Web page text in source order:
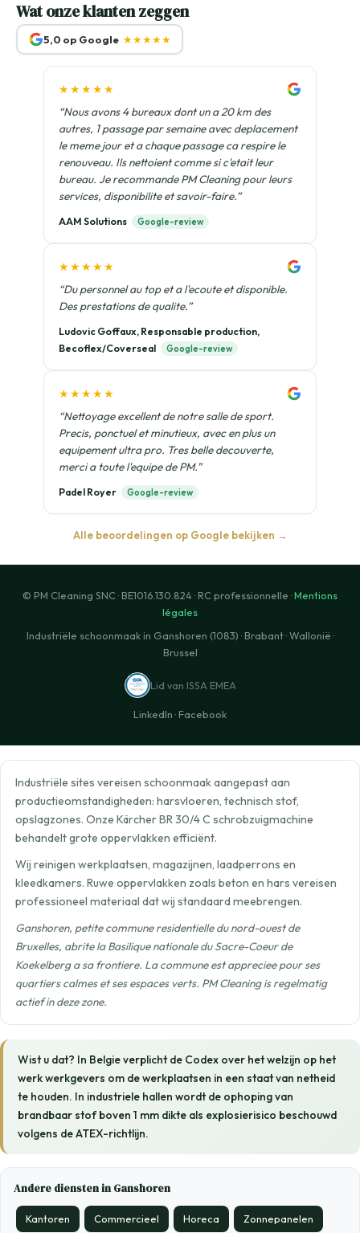
Wat onze klanten zeggen
5,0 op Google ★★★★★
★★★★★
“Nous avons 4 bureaux dont un a 20 km des
autres, 1 passage par semaine avec deplacement
le meme jour et a chaque passage ca respire le
renouveau. Ils nettoient comme si c'etait leur
bureau. Je recommande PM Cleaning pour leurs
services, disponibilite et savoir-faire.”
AAM Solutions Google-review
★★★★★
“Du personnel au top et a l'ecoute et disponible.
Des prestations de qualite.”
Ludovic Goffaux, Responsable production,
Becoflex/Coverseal
Google-review
★★★★★
“Nettoyage excellent de notre salle de sport.
Precis, ponctuel et minutieux, avec en plus un
equipement ultra pro. Tres belle decouverte,
merci a toute l'equipe de PM.”
Padel Royer Google-review
Alle beoordelingen op Google bekijken →
© PM Cleaning SNC · BE1016.130.824 · RC professionnelle ·Mentions
légales
Industriële schoonmaak in Ganshoren (1083) · Brabant · Wallonië ·
Brussel
Lid van ISSA EMEA
LinkedIn · Facebook
Industriële sites vereisen schoonmaak aangepast aan
productieomstandigheden: harsvloeren, technisch stof,
opslagzones. Onze Kärcher BR 30/4 C schrobzuigmachine
behandelt grote oppervlakken efficiënt.
Wij reinigen werkplaatsen, magazijnen, laadperrons en
kleedkamers. Ruwe oppervlakken zoals beton en hars vereisen
professioneel materiaal dat wij standaard meebrengen.
Ganshoren, petite commune residentielle du nord-ouest de
Bruxelles, abrite la Basilique nationale du Sacre-Coeur de
Koekelberg a sa frontiere. La commune est appreciee pour ses
quartiers calmes et ses espaces verts. PM Cleaning is regelmatig
actief in deze zone.
Wist u dat? In Belgie verplicht de Codex over het welzijn op het
werk werkgevers om de werkplaatsen in een staat van netheid
te houden. In industriele hallen wordt de ophoping van
brandbaar stof boven 1 mm dikte als explosierisico beschouwd
volgens de ATEX-richtlijn.
Andere diensten in Ganshoren
Kantoren Commercieel Horeca Zonnepanelen